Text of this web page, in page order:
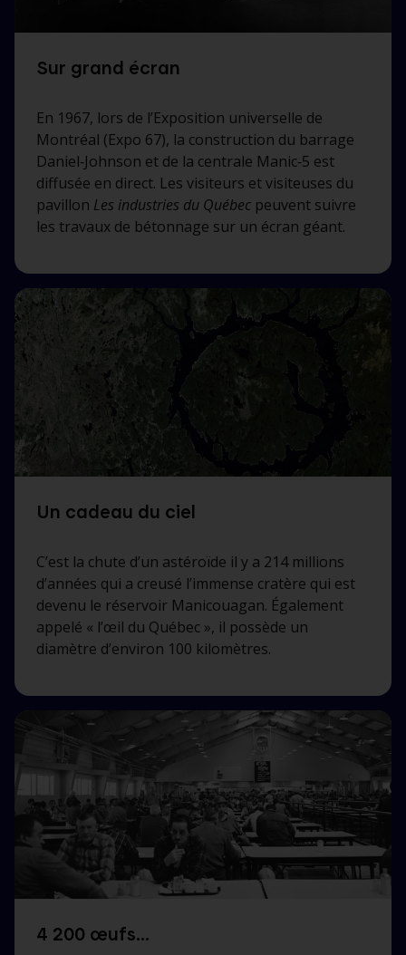
Sur grand écran
En 1967, lors de l’Exposition universelle de
Montréal (Expo 67), la construction du barrage
Daniel‑Johnson et de la centrale Manic‑5 est
diffusée en direct. Les visiteurs et visiteuses du
pavillon Les industries du Québec peuvent suivre
les travaux de bétonnage sur un écran géant.
Un cadeau du ciel
C’est la chute d’un astéroïde il y a 214 millions
d’années qui a creusé l’immense cratère qui est
devenu le réservoir Manicouagan. Également
appelé « l’œil du Québec », il possède un
diamètre d’environ 100 kilomètres.
4 200 œufs…